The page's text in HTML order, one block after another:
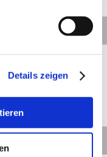
Details zeigen